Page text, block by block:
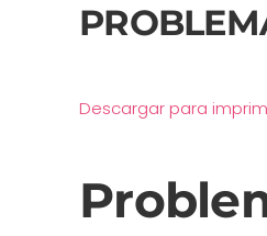
Descargar para